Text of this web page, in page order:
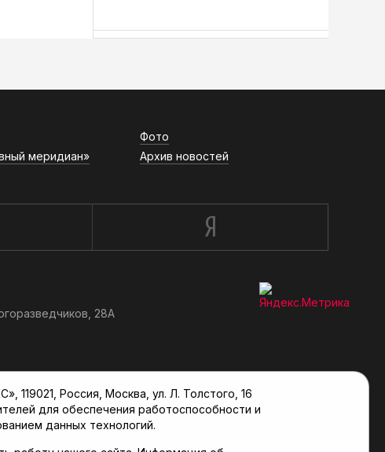
Фото
меридиан» Архив новостей
28А
Россия, Москва, ул. Л. Толстого, 16
для обеспечения работоспособности и
данных технологий.